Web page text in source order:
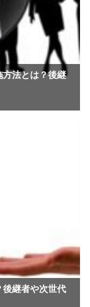
法とは？後継
継者や次世代